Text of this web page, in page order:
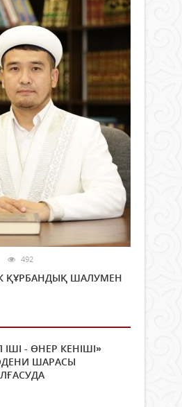
492
ҚҰРБАНДЫҚ ШАЛУМЕН
ІШІ - ӨНЕР КЕНІШІ»
ШАРАСЫ